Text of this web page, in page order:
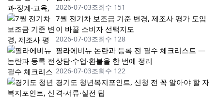
2026-07-03조회수 151
7월 전기차 보조금 기준 변경, 제조사 평가 도입
이 바꿀 소비자 선택지도
2026-07-03조회수 128
필라에비뉴 논란과 등록 전 필수 체크리스트 —
상담·수업·환불을 한 번에 정리
2026-07-03조회수 122
경기도 청년복지포인트, 신청 전 꼭 알아야 할 자
격·서류·실전 팁